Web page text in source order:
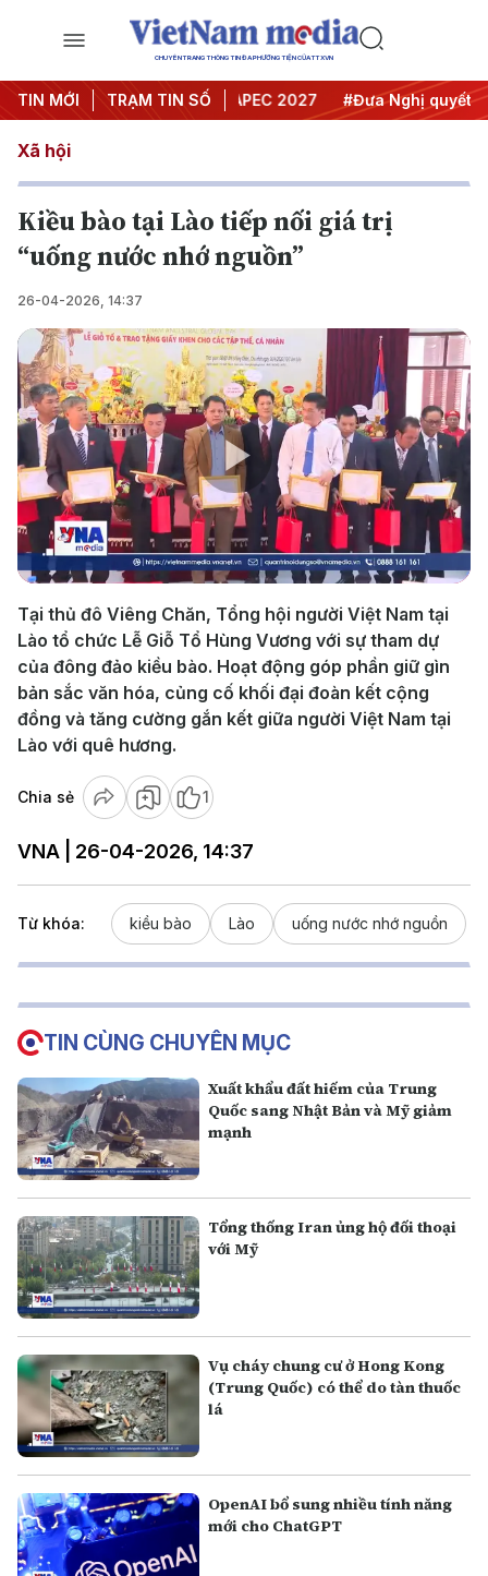
CHUYÊN TRANG THÔNG TIN ĐA PHƯƠNG TIỆN CỦA TTXVN
TIN MỚI TRẠM TIN SỐ
nghị Trung ương 3 #APEC 2027 #Đưa Nghị quyết
Xã hội
Kiều bào tại Lào tiếp nối giá trị
“uống nước nhớ nguồn”
26-04-2026, 14:37
Play
Video
Tại thủ đô Viêng Chăn, Tổng hội người Việt Nam tại
Lào tổ chức Lễ Giỗ Tổ Hùng Vương với sự tham dự
của đông đảo kiều bào. Hoạt động góp phần giữ gìn
bản sắc văn hóa, củng cố khối đại đoàn kết cộng
đồng và tăng cường gắn kết giữa người Việt Nam tại
Lào với quê hương.
Chia sẻ 1
VNA | 26-04-2026, 14:37
Từ khóa: kiều bào Lào uống nước nhớ nguồn
TIN CÙNG CHUYÊN MỤC
Xuất khẩu đất hiếm của Trung
Quốc sang Nhật Bản và Mỹ giảm
mạnh
Tổng thống Iran ủng hộ đối thoại
với Mỹ
Vụ cháy chung cư ở Hong Kong
(Trung Quốc) có thể do tàn thuốc
lá
OpenAI bổ sung nhiều tính năng
mới cho ChatGPT